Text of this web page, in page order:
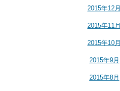
2015年12月
2015年11月
2015年10月
2015年9月
2015年8月